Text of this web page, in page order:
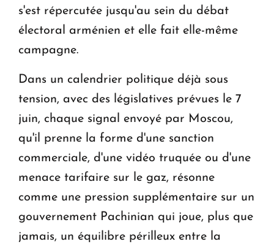
s'est répercutée jusqu'au sein du débat
électoral arménien et elle fait elle-même
campagne.
Dans un calendrier politique déjà sous
tension, avec des législatives prévues le 7
juin, chaque signal envoyé par Moscou,
qu'il prenne la forme d'une sanction
commerciale, d'une vidéo truquée ou d'une
menace tarifaire sur le gaz, résonne
comme une pression supplémentaire sur un
gouvernement Pachinian qui joue, plus que
jamais, un équilibre périlleux entre la